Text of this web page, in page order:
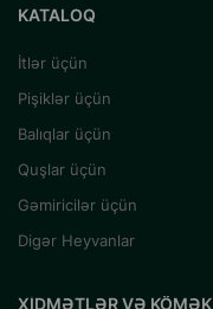
KATALOQ
İtlər üçün
Pişiklər üçün
Balıqlar üçün
Quşlar üçün
Gəmiricilər üçün
Digər Heyvanlar
XIDMƏTLƏR VƏ KÖMƏK